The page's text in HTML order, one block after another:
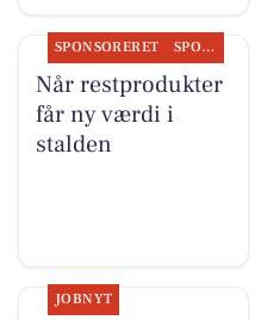
SPONSORERET SPONSORERET INDHOLD
Når restprodukter
får ny værdi i
stalden
JOBNYT